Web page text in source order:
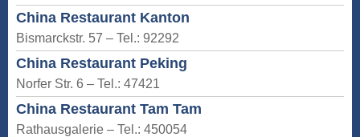
China Restaurant Kanton
Bismarckstr. 57 – Tel.: 92292
China Restaurant Peking
Norfer Str. 6 – Tel.: 47421
China Restaurant Tam Tam
Rathausgalerie – Tel.: 450054